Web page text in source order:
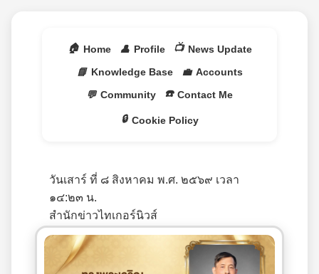
🏠 Home 👤 Profile 📺 News Update
📘 Knowledge Base 💼 Accounts
💬 Community ☎️ Contact Me
🔒 Cookie Policy
วันเสาร์ ที่ ๘ สิงหาคม พ.ศ. ๒๕๖๙ เวลา
๑๔:๒๓ น.
สำนักข่าวไทเกอร์นิวส์